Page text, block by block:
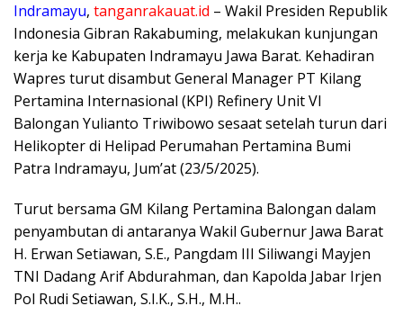
Indramayu, tanganrakauat.id – Wakil Presiden Republik
Indonesia Gibran Rakabuming, melakukan kunjungan
kerja ke Kabupaten Indramayu Jawa Barat. Kehadiran
Wapres turut disambut General Manager PT Kilang
Pertamina Internasional (KPI) Refinery Unit VI
Balongan Yulianto Triwibowo sesaat setelah turun dari
Helikopter di Helipad Perumahan Pertamina Bumi
Patra Indramayu, Jum’at (23/5/2025).
Turut bersama GM Kilang Pertamina Balongan dalam
penyambutan di antaranya Wakil Gubernur Jawa Barat
H. Erwan Setiawan, S.E., Pangdam III Siliwangi Mayjen
TNI Dadang Arif Abdurahman, dan Kapolda Jabar Irjen
Pol Rudi Setiawan, S.I.K., S.H., M.H..